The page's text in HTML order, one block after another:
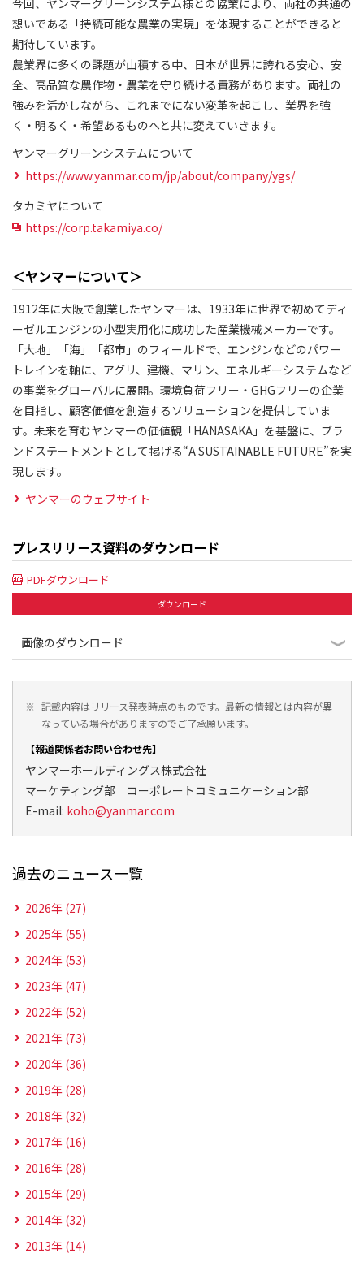
今回、ヤンマーグリーンシステム様との協業により、両社の共通の
想いである「持続可能な農業の実現」を体現することができると
期待しています。
農業界に多くの課題が山積する中、日本が世界に誇れる安心、安
全、高品質な農作物・農業を守り続ける責務があります。両社の
強みを活かしながら、これまでにない変革を起こし、業界を強
く・明るく・希望あるものへと共に変えていきます。
ヤンマーグリーンシステムについて
https://www.yanmar.com/jp/about/company/ygs/
タカミヤについて
https://corp.takamiya.co/
＜ヤンマーについて＞
1912年に大阪で創業したヤンマーは、1933年に世界で初めてディ
ーゼルエンジンの小型実用化に成功した産業機械メーカーです。
「大地」「海」「都市」のフィールドで、エンジンなどのパワー
トレインを軸に、アグリ、建機、マリン、エネルギーシステムなど
の事業をグローバルに展開。環境負荷フリー・GHGフリーの企業
を目指し、顧客価値を創造するソリューションを提供していま
す。未来を育むヤンマーの価値観「HANASAKA」を基盤に、ブラ
ンドステートメントとして掲げる“A SUSTAINABLE FUTURE”を実
現します。
ヤンマーのウェブサイト
プレスリリース資料のダウンロード
PDFダウンロード
ダウンロード
画像のダウンロード
※ 記載内容はリリース発表時点のものです。最新の情報とは内容が異
なっている場合がありますのでご了承願います。
【報道関係者お問い合わせ先】
ヤンマーホールディングス株式会社
マーケティング部 コーポレートコミュニケーション部
E-mail: koho@yanmar.com
過去のニュース一覧
2026年 (27)
2025年 (55)
2024年 (53)
2023年 (47)
2022年 (52)
2021年 (73)
2020年 (36)
2019年 (28)
2018年 (32)
2017年 (16)
2016年 (28)
2015年 (29)
2014年 (32)
2013年 (14)